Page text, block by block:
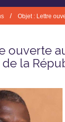
/ Objet : Lettre
ouverte
la